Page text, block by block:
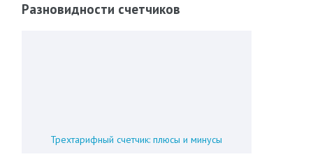
Разновидности счетчиков
Трехтарифный счетчик: плюсы и минусы